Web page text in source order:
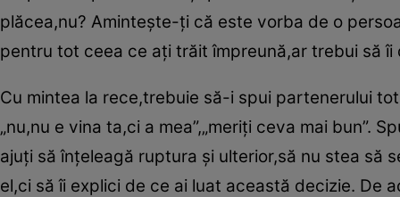
plăcea,nu? Aminteşte-ţi că este vorba de o
pentru tot ceea ce aţi trăit împreună,ar trebui să îi
Cu mintea la rece,trebuie să-i spui partenerului
„nu,nu e vina ta,ci a mea”,„meriţi ceva mai bun”.
ajuţi să înţeleagă ruptura şi ulterior,să nu stea să
el,ci să îi explici de ce ai luat această decizie. De